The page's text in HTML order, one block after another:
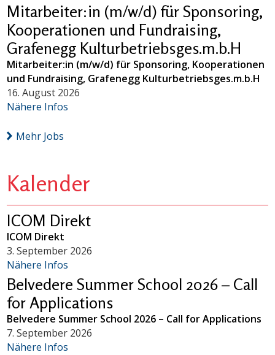
Mitarbeiter:in (m/w/d) für Sponsoring,
Kooperationen und Fundraising,
Grafenegg Kulturbetriebsges.m.b.H
Mitarbeiter:in (m/w/d) für Sponsoring, Kooperationen
und Fundraising, Grafenegg Kulturbetriebsges.m.b.H
16. August 2026
Nähere Infos
Mehr Jobs
Kalender
ICOM Direkt
ICOM Direkt
3. September 2026
Nähere Infos
Belvedere Summer School 2026 – Call
for Applications
Belvedere Summer School 2026 – Call for Applications
7. September 2026
Nähere Infos